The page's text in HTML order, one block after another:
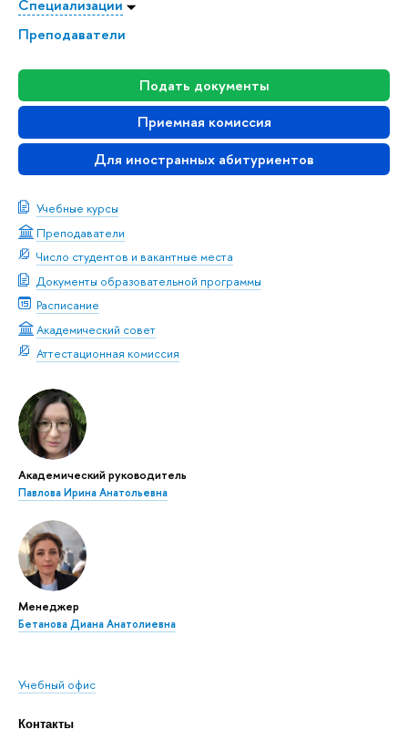
Специализации
Преподаватели
Подать документы
Приемная комиссия
Для иностранных абитуриентов
Учебные курсы
Преподаватели
Число студентов и вакантные места
Документы образовательной программы
Расписание
Академический совет
Аттестационная комиссия
Академический руководитель
Павлова Ирина Анатольевна
Менеджер
Бетанова Диана Анатолиевна
Учебный офис
Контакты